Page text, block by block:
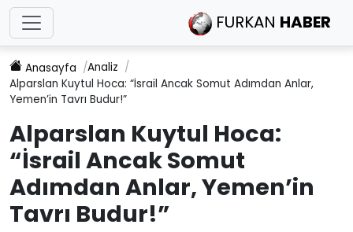
FURKAN HABER
Anasayfa
Analiz
Alparslan Kuytul Hoca: “İsrail Ancak Somut Adımdan Anlar,
Yemen’in Tavrı Budur!”
Alparslan Kuytul Hoca:
“İsrail Ancak Somut
Adımdan Anlar, Yemen’in
Tavrı Budur!”